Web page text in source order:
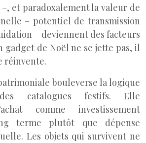
–, et paradoxalement la valeur de
– potentiel de transmission
– deviennent des facteurs
gadget de Noël ne se jette pas, il
réinvente.
bouleverse la logique
catalogues festifs. Elle
comme investissement
terme plutôt que dépense
Les objets qui survivent ne